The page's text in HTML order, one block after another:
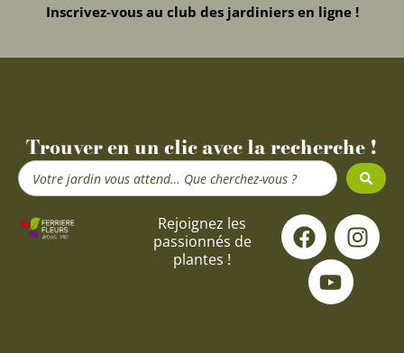
1 avis
Inscrivez-vous au club des jardiniers en ligne !
Trouver en un clic avec la recherche !
Search
...
Rejoignez les
passionnés de
plantes !
F
a
c
e
I
n
s
Y
o
u
t
u